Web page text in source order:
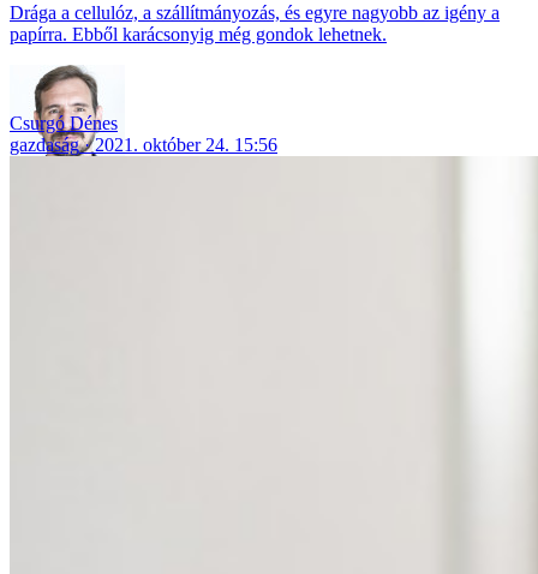
Drága a cellulóz, a szállítmányozás, és egyre nagyobb az igény a
papírra. Ebből karácsonyig még gondok lehetnek.
Csurgó Dénes
gazdaság
2021. október 24. 15:56